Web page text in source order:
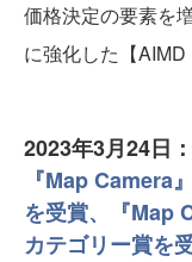
価格決定の要素を
に強化した【AIMD
2023年3月24日：
『Map Camera
を受賞、『Map
カテゴリー賞を